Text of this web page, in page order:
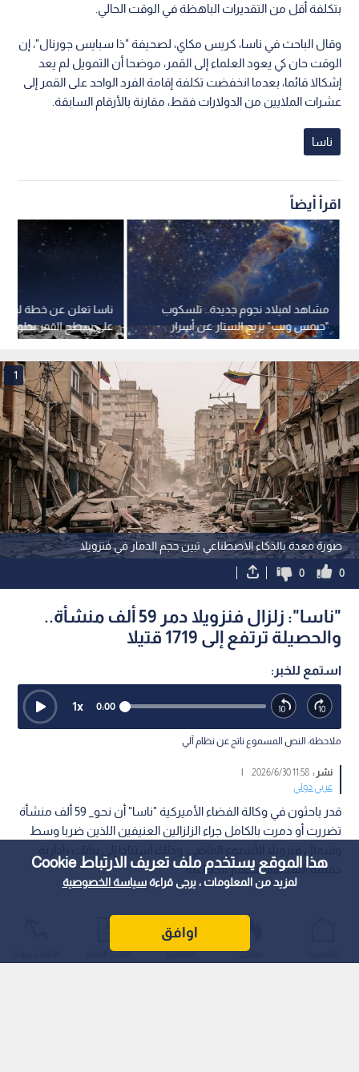
هذا الموقع يستخدم ملف تعريف الارتباط Cookie
لمزيد من المعلومات ، يرجى قراءةسياسة الخصوصية
اوافق
بتكلفة أقل من التقديرات الباهظة في الوقت الحالي.
وقال الباحث في ناسا، كريس مكاي، لصحيفة "ذا سبايس جورنال"، إن
الوقت حان كي يعود العلماء إلى القمر، موضحا أن التمويل لم يعد
إشكالا قائما، بعدما انخفضت تكلفة إقامة الفرد الواحد على القمر إلى
عشرات الملايين من الدولارات فقط، مقارنة بالأرقام السابقة.
ناسا
اقرأ أيضاً
ناسا تعلن عن خطة لبناء
على سطح القمر بحلول 2035
مشاهد لميلاد نجوم جديدة.. تلسكوب
"جيمس ويب" يزيح الستار عن أسرار
ما أسمته ناسا "أعمدة الخلق"
صورة معدة بالذكاء الاصطناعي تبين حجم الدمار في فنزويلا
1
0
0
"ناسا": زلزال فنزويلا دمر 59 ألف منشأة..
والحصيلة ترتفع إلى 1719 قتيلا
استمع للخبر:
0:00
1x
ملاحظة: النص المسموع ناتج عن نظام آلي
نشر :11:58 2026/6/30
|
عربي دولي
قدر باحثون في وكالة الفضاء الأميركية "ناسا" أن نحو_ 59 ألف منشأة
تضررت أو دمرت بالكامل جراء الزلزالين العنيفين اللذين ضربا وسط
دقيقة التقطتها الأقمار الصناعية.
عواجل المباشر أحدث الأخبار